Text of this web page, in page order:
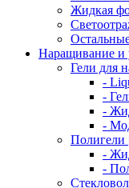
Жидкая
Наращивание и
Гели для
-
-
-
-
Полигели
-
-